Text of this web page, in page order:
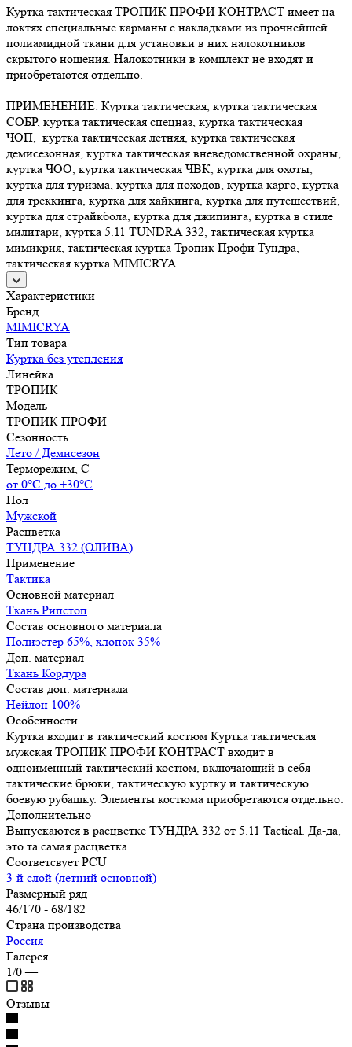
Куртка тактическая ТРОПИК ПРОФИ КОНТРАСТ имеет на
локтях специальные карманы с накладками из прочнейшей
полиамидной ткани для установки в них налокотников
скрытого ношения. Налокотники в комплект не входят и
приобретаются отдельно.
ПРИМЕНЕНИЕ: Куртка тактическая, куртка тактическая
СОБР, куртка тактическая спецназ, куртка тактическая
ЧОП, куртка тактическая летняя, куртка тактическая
демисезонная, куртка тактическая вневедомственной охраны,
куртка ЧОО, куртка тактическая ЧВК, куртка для охоты,
куртка для туризма, куртка для походов, куртка карго, куртка
для треккинга, куртка для хайкинга, куртка для путешествий,
куртка для страйкбола, куртка для джипинга, куртка в стиле
милитари, куртка 5.11 TUNDRA 332, тактическая куртка
мимикрия, тактическая куртка Тропик Профи Тундра,
тактическая куртка MIMICRYA
Характеристики
Бренд
MIMICRYA
Тип товара
Куртка без утепления
Линейка
ТРОПИК
Модель
ТРОПИК ПРОФИ
Сезонность
Лето / Демисезон
Терморежим, C
от 0°С до +30°С
Пол
Мужской
Расцветка
ТУНДРА 332 (ОЛИВА)
Применение
Тактика
Основной материал
Ткань Рипстоп
Состав основного материала
Полиэстер 65%, хлопок 35%
Доп. материал
Ткань Кордура
Состав доп. материала
Нейлон 100%
Особенности
Куртка входит в тактический костюм Куртка тактическая
мужская ТРОПИК ПРОФИ КОНТРАСТ входит в
одноимённый тактический костюм, включающий в себя
тактические брюки, тактическую куртку и тактическую
боевую рубашку. Элементы костюма приобретаются отдельно.
Дополнительно
Выпускаются в расцветке TУНДРА 332 от 5.11 Tactical. Да-да,
это та самая расцветка
Соответсвует PCU
3-й слой (летний основной)
Размерный ряд
46/170 - 68/182
Страна производства
Россия
Галерея
1/0 —
Отзывы